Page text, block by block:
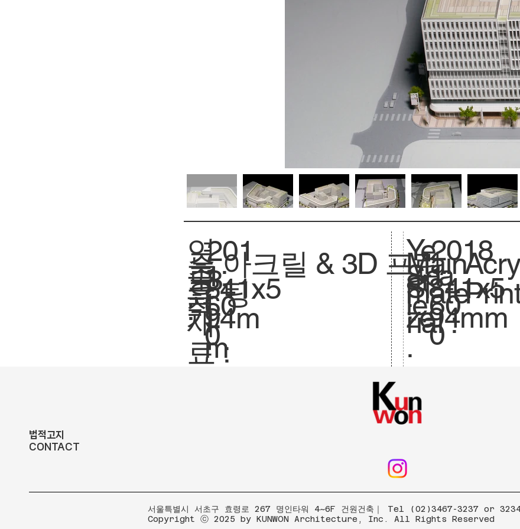
연
도
:
201
8
주
요
재
료 :
축
척.
아크릴 & 3D 프린
팅
1:
60
0
크
기.
841x5
94m
m
Ye
ar
:
Main
mate
rial :
Sca
le.
Si
ze
.
2018
1:
60
0
841x5
94mm
법적고지
CONTACT
서울특별시 서초구 효령로 267 명인타워 4~6F 건원건축｜ Tel (02)3467-3237 or
Copyright ⓒ 2025 by KUNWON Architecture, Inc. All Rights Reserved